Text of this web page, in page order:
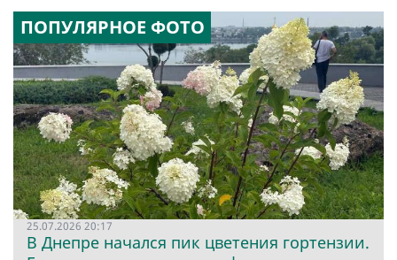
ПОПУЛЯРНОЕ ФОТО
25.07.2026 20:17
В Днепре начался пик цветения гортензии.